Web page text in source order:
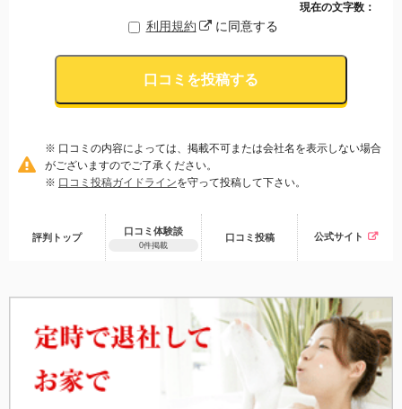
現在の文字数：
利用規約 に同意する
口コミを投稿する
※ 口コミの内容によっては、掲載不可または会社名を表示しない場合
がございますのでご了承ください。
※ 口コミ投稿ガイドラインを守って投稿して下さい。
評判トップ
口コミ体験談
0件掲載
口コミ 投稿 公式サイト